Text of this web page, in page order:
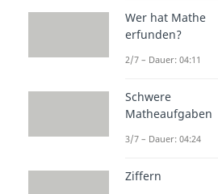
Zahlen. Du
was du über
Zahlen wissen
unser
Klasse 7
Wer hat Mathe
erfunden?
2/7 – Dauer: 04:11
Schwere
Matheaufgaben
3/7 – Dauer: 04:24
Ziffern